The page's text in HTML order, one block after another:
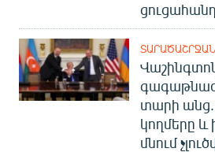
ՏԱՐԱԾԱՇՐՋԱՆ
տարի անց.
կողմերը և
մնում